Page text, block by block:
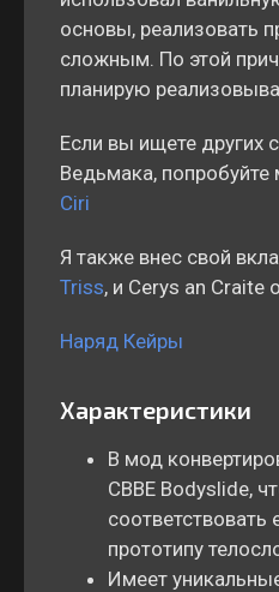
основы, реализовать
сложным. По этой
планирую
Если вы ищете других
Ведьмака,
Ciri
Я также внес свой
Triss, и Cerys an Craite
Наряд Кейры
Характеристики
В мод
CBBE Bodyslide,
соответствовать
прототипу
Имеет